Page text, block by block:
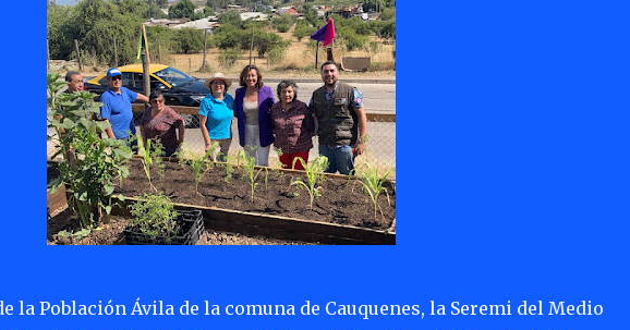
la Población Ávila de la comuna de Cauquenes, la Seremi del Medio